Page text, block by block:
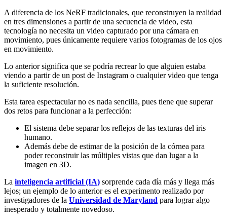
A diferencia de los NeRF tradicionales, que reconstruyen la realidad
en tres dimensiones a partir de una secuencia de video, esta
tecnología no necesita un video capturado por una cámara en
movimiento, pues únicamente requiere varios fotogramas de los ojos
en movimiento.
Lo anterior significa que se podría recrear lo que alguien estaba
viendo a partir de un post de Instagram o cualquier video que tenga
la suficiente resolución.
Esta tarea espectacular no es nada sencilla, pues tiene que superar
dos retos para funcionar a la perfección:
El sistema debe separar los reflejos de las texturas del iris
humano.
Además debe de estimar de la posición de la córnea para
poder reconstruir las múltiples vistas que dan lugar a la
imagen en 3D.
La inteligencia artificial (IA) sorprende cada día más y llega más
lejos; un ejemplo de lo anterior es el experimento realizado por
investigadores de la Universidad de Maryland para lograr algo
inesperado y totalmente novedoso.